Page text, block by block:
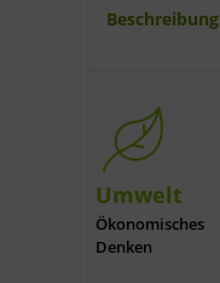
Beschreibung
Umwelt
Ökonomisches
Denken